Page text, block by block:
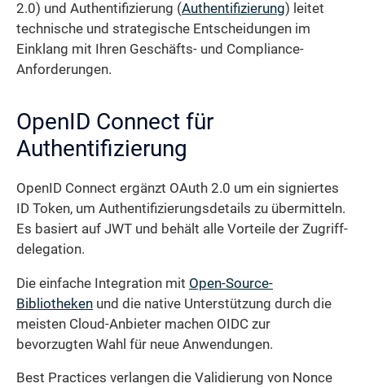
2.0) und Authentifizierung (Authentifizierung) leitet
technische und strategische Entscheidungen im
Einklang mit Ihren Geschäfts- und Compliance-
Anforderungen.
OpenID Connect für
Authentifizierung
OpenID Connect ergänzt OAuth 2.0 um ein signiertes
ID Token, um Authentifizierungs­details zu übermitteln.
Es basiert auf JWT und behält alle Vorteile der Zugriff­
delegation.
Die einfache Integration mit Open-Source-
Bibliotheken und die native Unterstützung durch die
meisten Cloud-Anbieter machen OIDC zur
bevorzugten Wahl für neue Anwendungen.
Best Practices verlangen die Validierung von Nonce